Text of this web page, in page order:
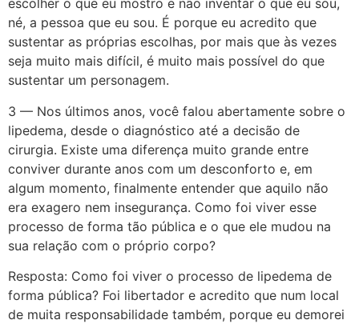
escolher o que eu mostro e não inventar o que eu sou,
né, a pessoa que eu sou. É porque eu acredito que
sustentar as próprias escolhas, por mais que às vezes
seja muito mais difícil, é muito mais possível do que
sustentar um personagem.
3 — Nos últimos anos, você falou abertamente sobre o
lipedema, desde o diagnóstico até a decisão de
cirurgia. Existe uma diferença muito grande entre
conviver durante anos com um desconforto e, em
algum momento, finalmente entender que aquilo não
era exagero nem insegurança. Como foi viver esse
processo de forma tão pública e o que ele mudou na
sua relação com o próprio corpo?
Resposta: Como foi viver o processo de lipedema de
forma pública? Foi libertador e acredito que num local
de muita responsabilidade também, porque eu demorei